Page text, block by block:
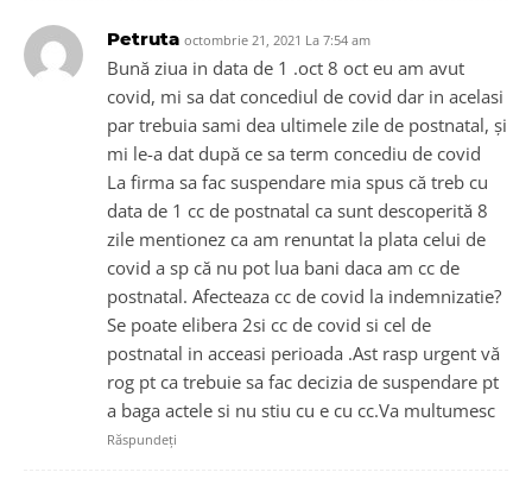
Petruta octombrie 21, 2021 La 7:54 am
Bună ziua in data de 1 .oct 8 oct eu am avut
covid, mi sa dat concediul de covid dar in acelasi
par trebuia sami dea ultimele zile de postnatal, și
mi le-a dat după ce sa term concediu de covid
La firma sa fac suspendare mia spus că treb cu
data de 1 cc de postnatal ca sunt descoperită 8
zile mentionez ca am renuntat la plata celui de
covid a sp că nu pot lua bani daca am cc de
postnatal. Afecteaza cc de covid la indemnizatie?
Se poate elibera 2si cc de covid si cel de
postnatal in acceasi perioada .Ast rasp urgent vă
rog pt ca trebuie sa fac decizia de suspendare pt
a baga actele si nu stiu cu e cu cc.Va multumesc
Răspundeți